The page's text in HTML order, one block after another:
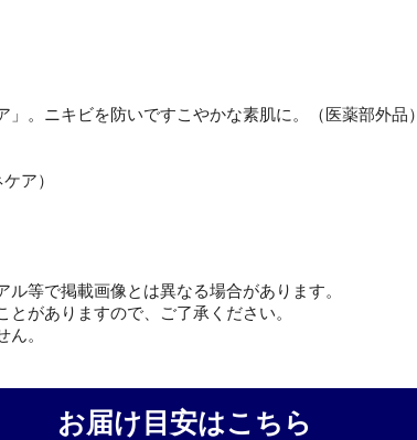
。ニキビを防いですこやかな素肌に。（医薬部外品）
ア）
等で掲載画像とは異なる場合があります。
がありますので、ご了承ください。
。
お届け目安はこちら